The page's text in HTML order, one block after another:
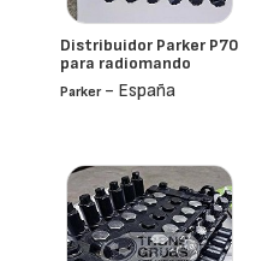
Distribuidor Parker P70
para radiomando
Parker- España